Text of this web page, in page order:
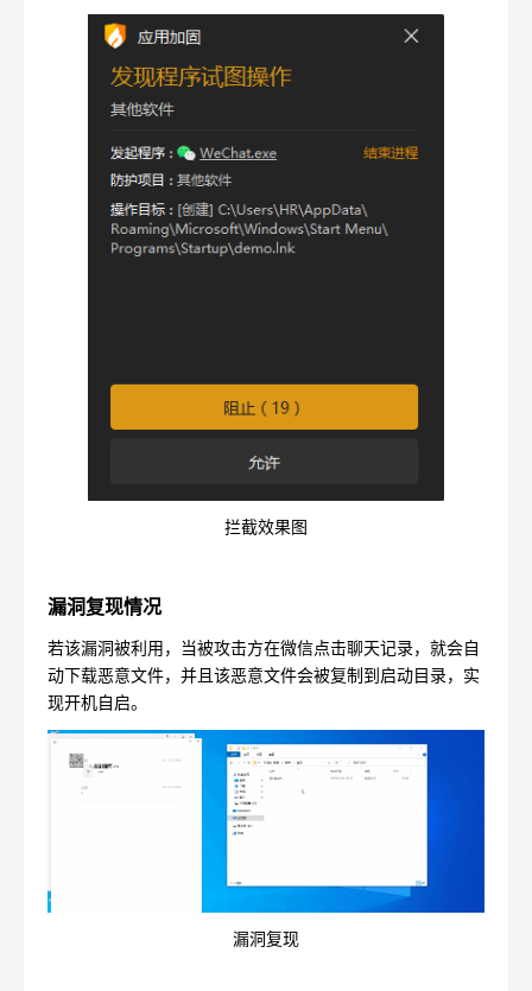
拦截效果图
漏洞复现情况
若该漏洞被利用，当被攻击方在微信点击聊天记录，就会自
动下载恶意文件，并且该恶意文件会被复制到启动目录，实
现开机自启。
漏洞复现